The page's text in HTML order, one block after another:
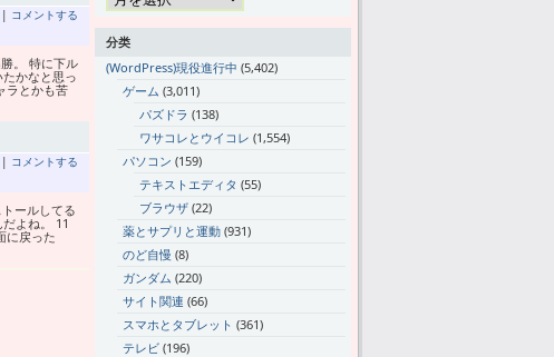
| コメントする
。 特に下ル
かなと思っ
ラとかも苦
| コメントする
ールしてる
よね。 11
に戻った
分类
(WordPress)現役進行中 (5,402)
ゲーム (3,011)
パズドラ (138)
ワサコレとウイコレ (1,554)
パソコン (159)
テキストエディタ (55)
ブラウザ (22)
薬とサプリと運動 (931)
のど自慢 (8)
ガンダム (220)
サイト関連 (66)
スマホとタブレット (361)
テレビ (196)